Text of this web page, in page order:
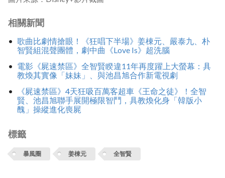
相關新聞
歌曲比劇情搶眼！《狂唱下半場》姜棟元、嚴泰九、朴
智賢組混聲團體，劇中曲《Love Is》超洗腦
電影《屍速禁區》全智賢睽違11年再度躍上大螢幕：具
教煥其實像「妹妹」、與池昌旭合作新電視劇
《屍速禁區》4天狂吸百萬客超車《王命之徒》！全智
賢、池昌旭聯手展開極限智鬥，具教煥化身「韓版小
醜」操縱進化喪屍
標籤
暴風圈 姜棟元 全智賢